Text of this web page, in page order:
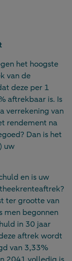
het hoogste
van de
deze per 1
aftrekbaar is. Is
verrekening van
rendement na
Dan is het
uw
en is uw
ter grootte van
men begonnen
in 30 jaar
aftrek wordt
van 3,33%